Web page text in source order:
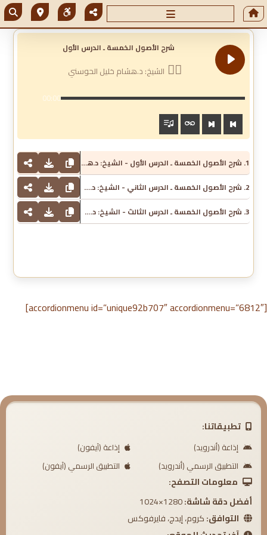
شرح الأصول الخمسة ـ الدرس الأول
الشيخ: د.هشام خليل الحوسني
00:00
1. شرح الأصول الخمسة ـ الدرس الأول - الشيخ: د.هشام خليل الحوسني
2. شرح الأصول الخمسة ـ الدرس الثاني - الشيخ: د.هشام خليل الحوسني
3. شرح الأصول الخمسة ـ الدرس الثالث - الشيخ: د.هشام خليل الحوسني
[accordionmenu id=”unique92b707″ accordionmenu=”6812″]
تطبيقاتنا:
إذاعة (أندرويد)
إذاعة (آيفون)
التطبيق الرسمي (أندرويد)
التطبيق الرسمي (آيفون)
معلومات التصفح:
أفضل دقة شاشة:
التوافق:كروم، إيدج، فايرفوكس